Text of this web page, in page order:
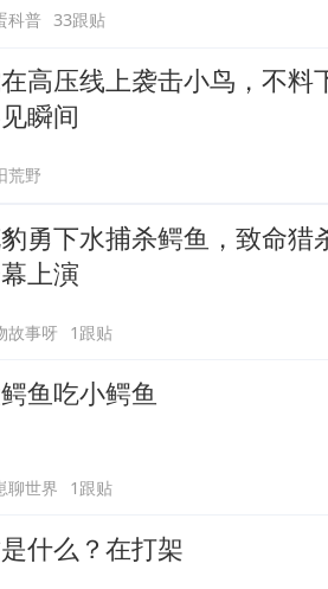
科普 33跟贴
高压线上袭击小鸟，不料
瞬间
荒野
勇下水捕杀鳄鱼，致命猎
上演
故事呀 1跟贴
鱼吃小鳄鱼
聊世界 1跟贴
什么？在打架